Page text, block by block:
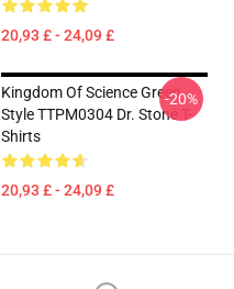
20,93 £ - 24,09 £
Kingdom Of Science Green
Style TTPM0304 Dr. Stone T-
Shirts
20,93 £ - 24,09 £
-20%